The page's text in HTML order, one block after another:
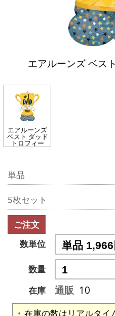
エアルーンズ ベス
エアルーンズ
ベスト ダッド
トロフィー
単品
5枚セット
ご注文
数単位
数量
在庫
通販 10
在庫の数はリアルタイ